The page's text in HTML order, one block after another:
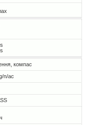
компас
n/ac